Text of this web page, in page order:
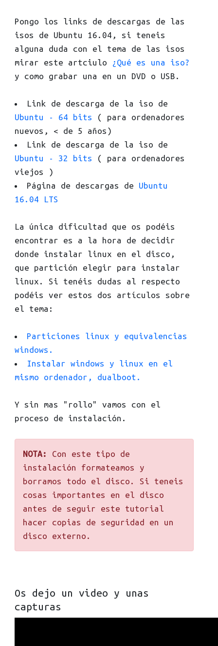
Pongo los links de descargas de las
isos de Ubuntu 16.04, si teneis
alguna duda con el tema de las isos
mirar este artciulo
¿Qué es una iso?
y como grabar una en un DVD o USB.
Link de descarga de la iso de
Ubuntu - 64 bits
( para ordenadores
nuevos, < de 5 años)
Link de descarga de la iso de
Ubuntu - 32 bits
( para ordenadores
viejos )
Página de descargas de Ubuntu
16.04 LTS
La única dificultad que os podéis
encontrar es a la hora de decidir
donde instalar linux en el disco,
que partición elegir para instalar
linux. Si tenéis dudas al respecto
podéis ver estos dos artículos sobre
el tema:
Particiones linux y equivalencias
windows.
Instalar windows y linux en el
mismo ordenador, dualboot.
Y sin mas "rollo" vamos con el
proceso de instalación.
NOTA:
Con este tipo de
instalación formateamos y
borramos todo el disco. Si teneis
cosas importantes en el disco
antes de seguir este tutorial
hacer copias de seguridad en un
disco externo.
Os dejo un video y unas
capturas